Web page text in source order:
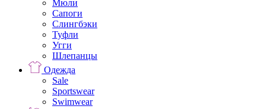
Мюли
Сапоги
Слингбэки
Туфли
Угги
Шлепанцы
Одежда
Sale
Sportswear
Swimwear